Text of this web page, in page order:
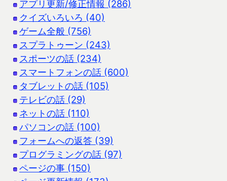
アプリ更新/修正情報 (286)
クイズいろいろ (40)
ゲーム全般 (756)
スプラトゥーン (243)
スポーツの話 (234)
スマートフォンの話 (600)
タブレットの話 (105)
テレビの話 (29)
ネットの話 (110)
パソコンの話 (100)
フォームへの返答 (39)
プログラミングの話 (97)
ページの事 (150)